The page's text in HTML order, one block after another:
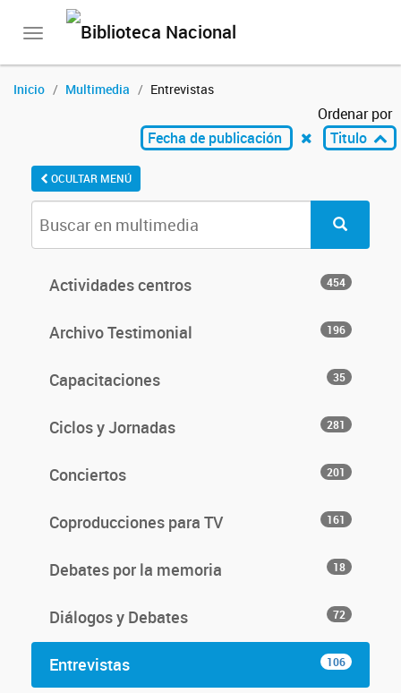
Toggle
Inicio Multimedia Entrevistas
Ordenar por
Fecha de publicación
Titulo
OCULTAR MENÚ
Actividades centros 454
Archivo Testimonial 196
Capacitaciones 35
Ciclos y Jornadas 281
Conciertos 201
Coproducciones para TV 161
Debates por la memoria 18
Diálogos y Debates 72
Entrevistas 106